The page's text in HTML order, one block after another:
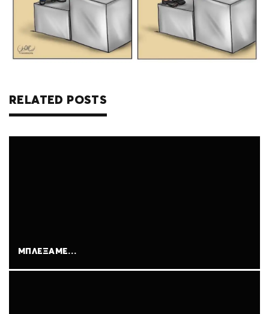
RELATED POSTS
ΜΠΛΈΞΑΜΕ…